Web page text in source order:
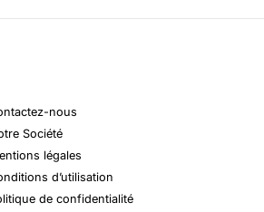
nous
Société
légales
d’utilisation
de confidentialité